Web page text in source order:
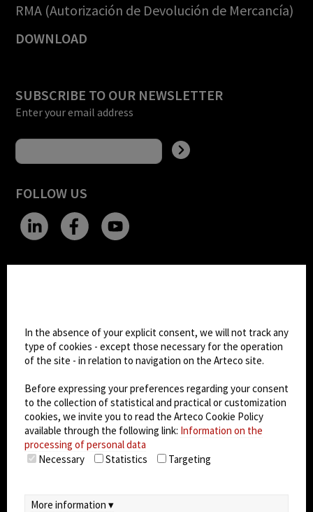
RMA (Autorización de Devolución de Mercancía)
DOWNLOAD
SUBSCRIBE TO OUR NEWSLETTER
Enter your email address
FOLLOW US
Dark Mode
© 2026Arteco srl - Società soggetta a direzione
socio unico)
Partita IVA: 02814270399 - Sede Legale: Via Pana
180, 48018 Faenza (RA) Italy - REA: RA - 261533 -
Capitale sociale sottoscritto: €100.000,00
privacy-cookie policy- EULA/DPA
In the absence of your explicit consent, we will not track any
type of cookies - except those necessary for the operation
of the site - in relation to navigation on the Arteco site.
Before expressing your preferences regarding your consent
to the collection of statistical and practical or customization
cookies, we invite you to read the Arteco Cookie Policy
available through the following link: Information on the
processing of personal data
Necessary
Statistics Targeting
More information ▾